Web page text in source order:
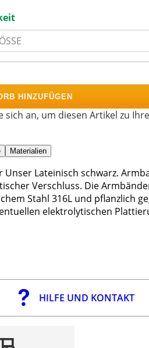
HINZUFÜGEN
sich an, um diesen Artikel zu
Materialien
Unser Lateinisch schwarz.
Verschluss. Die
Stahl 316L und pflanzlich
elektrolytischen
HILFE UND KONTAKT